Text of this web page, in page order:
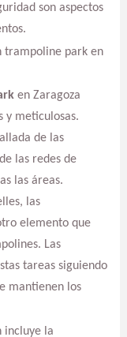
son aspectos
trampoline park en
en Zaragoza
y meticulosas.
de las
las redes de
las áreas.
las
elemento que
Las
tareas siguiendo
mantienen los
incluye la